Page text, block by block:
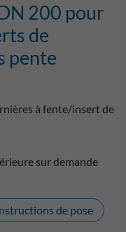
200 pour
de
pente
à fente/insert de
sur demande
de pose